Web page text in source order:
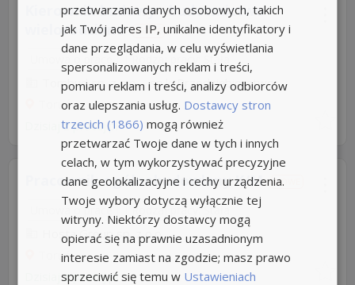
Kierownik budowy - budownictwo
wielorodzinne
NOWE
Umowa o pracę Rodzaj pracy: Stała
Tombud sp. z o.o. - sp.k. Przedsiębiorstwo...
Toruń
Dzisiajzpracuj.pl
Pracownik ogólnobudowlany K/M NOWE
Umowa o pracę Rodzaj pracy: Stała
Hosta Group sp. z o.o
Toruń
Dzisiajzpracuj.pl
przetwarzania danych osobowych, takich
jak Twój adres IP, unikalne identyfikatory i
dane przeglądania, w celu wyświetlania
spersonalizowanych reklam i treści,
pomiaru reklam i treści, analizy odbiorców
oraz ulepszania usług. Dostawcy stron
trzecich (1866) mogą również
przetwarzać Twoje dane w tych i innych
celach, w tym wykorzystywać precyzyjne
dane geolokalizacyjne i cechy urządzenia.
Twoje wybory dotyczą wyłącznie tej
witryny. Niektórzy dostawcy mogą
opierać się na prawnie uzasadnionym
interesie zamiast na zgodzie; masz prawo
sprzeciwić się temu w Ustawieniach